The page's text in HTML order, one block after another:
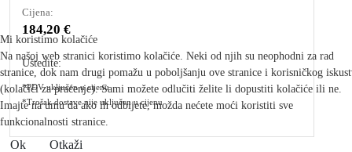
Cijena:
184,20 €
Uštedite:
*PDV uključen u cijenu
*Trošak dostave nije uključen u cijenu
Mi koristimo kolačiće
Na našoj web stranici koristimo kolačiće. Neki od njih su neophodni za rad
stranice, dok nam drugi pomažu u poboljšanju ove stranice i korisničkog
(kolačići za praćenje). Sami možete odlučiti želite li dopustiti kolačiće ili ne.
Imajte na umu da ako ih odbijete, možda nećete moći koristiti sve
funkcionalnosti stranice.
Ok Otkaži